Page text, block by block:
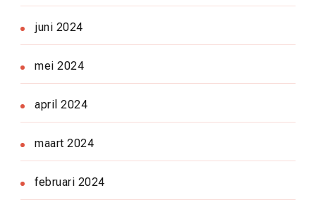
juni 2024
mei 2024
april 2024
maart 2024
februari 2024